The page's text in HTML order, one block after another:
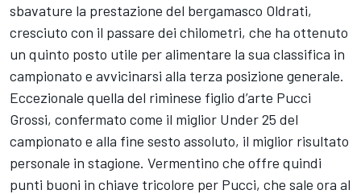
sbavature la prestazione del bergamasco Oldrati,
cresciuto con il passare dei chilometri, che ha ottenuto
un quinto posto utile per alimentare la sua classifica in
campionato e avvicinarsi alla terza posizione generale.
Eccezionale quella del riminese figlio d’arte Pucci
Grossi, confermato come il miglior Under 25 del
campionato e alla fine sesto assoluto, il miglior risultato
personale in stagione. Vermentino che offre quindi
punti buoni in chiave tricolore per Pucci, che sale ora al